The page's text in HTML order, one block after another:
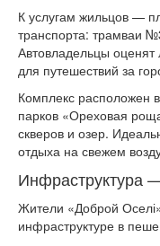
К услугам жильцов —
транспорта: трамваи
Автовладельцы оценят
для путешествий за
Комплекс расположен
парков «Ореховая
скверов и озер.
отдыха на свежем
Инфраструктура
Жители «Доброй
инфраструктуре в